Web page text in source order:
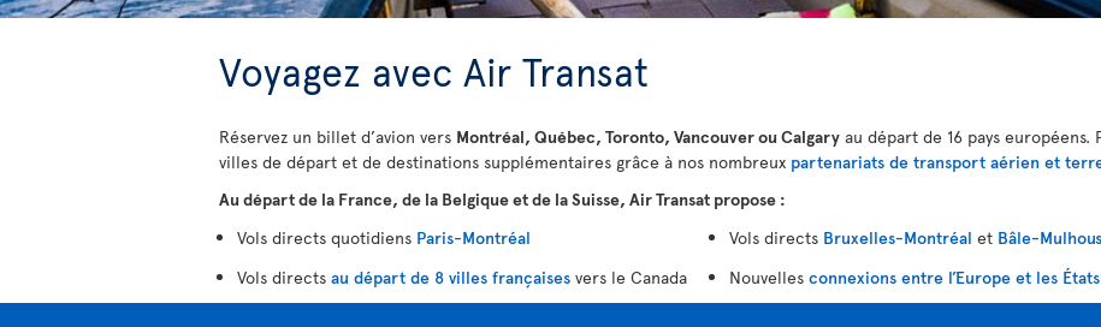
Voyagez avec Air Transat
Réservez un billet d’avion vers Montréal, Québec, Toronto, Vancouver ou Calgary au départ de 16 pays
villes de départ et de destinations supplémentaires grâce à nos nombreux partenariats de transport aérien et
Au départ de la France, de la Belgique et de la Suisse, Air Transat propose :
Vols directs quotidiens Paris-Montréal
Vols directs au départ de 8 villes françaises vers le Canada
Vols directs Bruxelles-Montréal et Bâle-
Nouvelles connexions entre l’Europe et les